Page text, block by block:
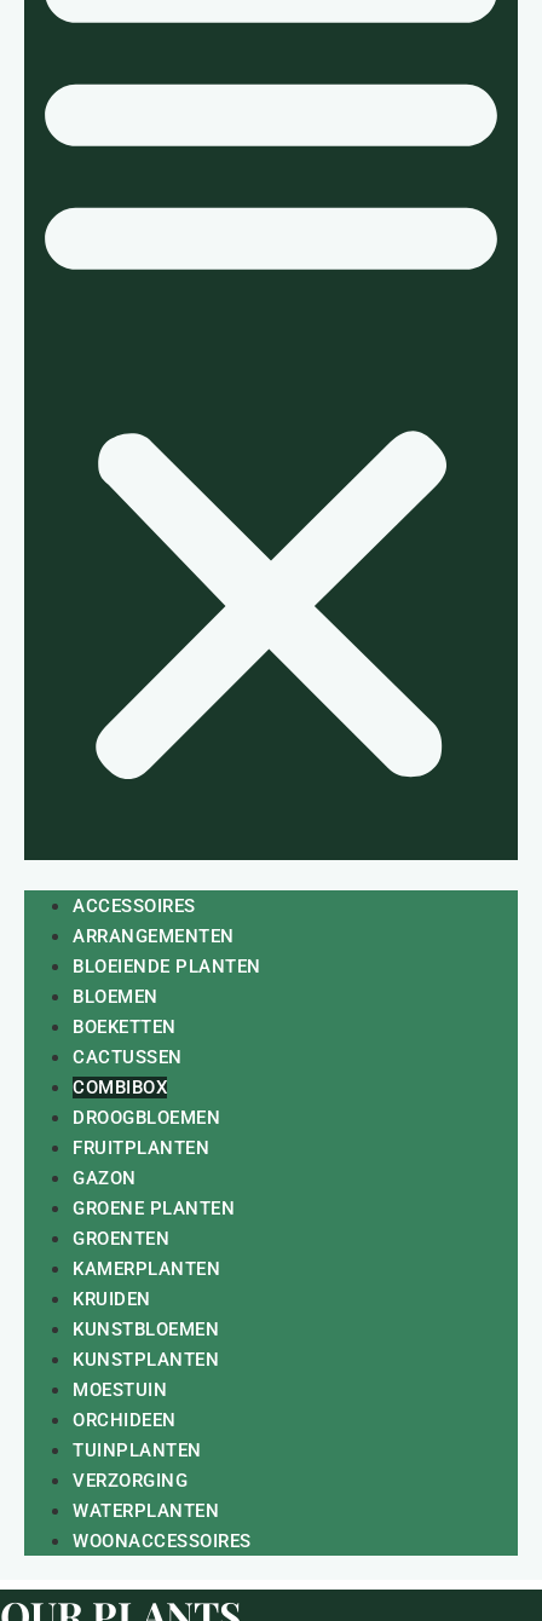
ACCESSOIRES
ARRANGEMENTEN
BLOEIENDE PLANTEN
BLOEMEN
BOEKETTEN
CACTUSSEN
COMBIBOX
DROOGBLOEMEN
FRUITPLANTEN
GAZON
GROENE PLANTEN
GROENTEN
KAMERPLANTEN
KRUIDEN
KUNSTBLOEMEN
KUNSTPLANTEN
MOESTUIN
ORCHIDEEN
TUINPLANTEN
VERZORGING
WATERPLANTEN
WOONACCESSOIRES